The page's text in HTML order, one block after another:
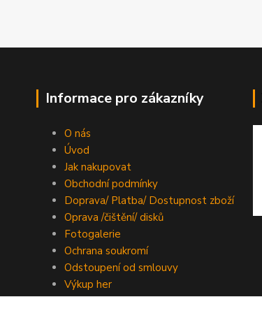
Informace pro zákazníky
O nás
Úvod
Jak nakupovat
Obchodní podmínky
Doprava/ Platba/ Dostupnost zboží
Oprava /čištění/ disků
Fotogalerie
Ochrana soukromí
Odstoupení od smlouvy
Výkup her
Kontakty